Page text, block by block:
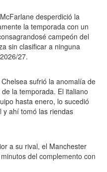
desperdició la
la temporada con un
campeón del
sin clasificar a ninguna
27.
sufrió la anomalía de
la temporada. El italiano
hasta enero, lo sucedió
y ahí tomó las riendas
a su rival, el Manchester
del complemento con